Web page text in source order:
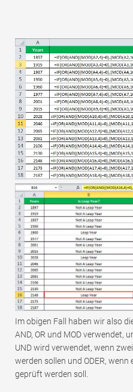
Im obigen Fall haben wir also
AND, OR und MOD verwendet,
UND wird verwendet, wenn
werden sollen und ODER,
geprüft werden soll.